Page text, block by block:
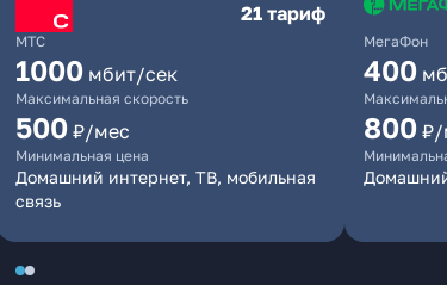
МТС
21 тариф
1000 мбит/сек
Максимальная скорость
500 ₽/мес
Минимальная цена
Домашний интернет, ТВ, мобильная
связь
МегаФон
400
800 ₽/